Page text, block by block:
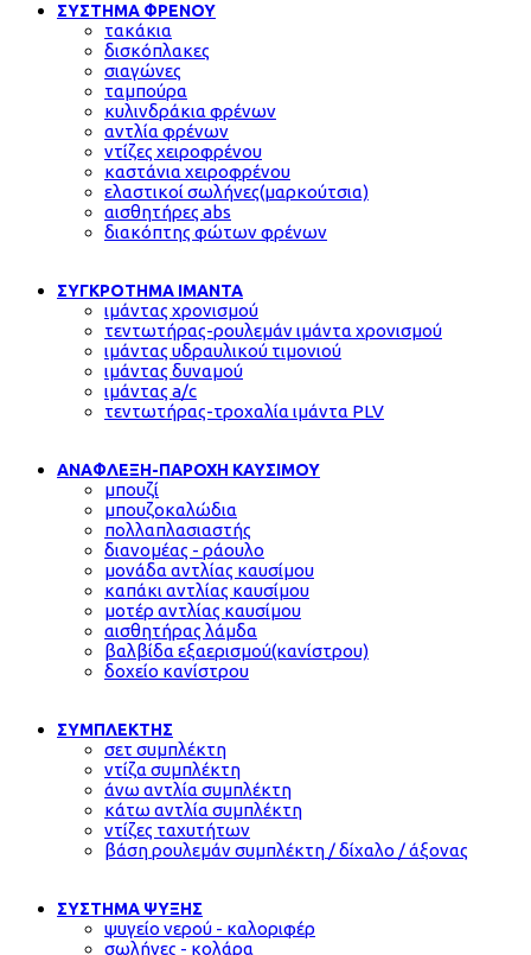
ΣΥΣΤΗΜΑ ΦΡΕΝΟΥ
τακάκια
δισκόπλακες
σιαγώνες
ταμπούρα
κυλινδράκια φρένων
αντλία φρένων
ντίζες χειροφρένου
καστάνια χειροφρένου
ελαστικοί σωλήνες(μαρκούτσια)
αισθητήρες abs
διακόπτης φώτων φρένων
ΣΥΓΚΡΟΤΗΜΑ ΙΜΑΝΤΑ
ιμάντας χρονισμού
τεντωτήρας-ρουλεμάν ιμάντα χρονισμού
ιμάντας υδραυλικού τιμονιού
ιμάντας δυναμού
ιμάντας a/c
τεντωτήρας-τροχαλία ιμάντα PLV
ΑΝΑΦΛΕΞΗ-ΠΑΡΟΧΗ ΚΑΥΣΙΜΟΥ
μπουζί
μπουζοκαλώδια
πολλαπλασιαστής
διανομέας - ράουλο
μονάδα αντλίας καυσίμου
καπάκι αντλίας καυσίμου
μοτέρ αντλίας καυσίμου
αισθητήρας λάμδα
βαλβίδα εξαερισμού(κανίστρου)
δοχείο κανίστρου
ΣΥΜΠΛΕΚΤΗΣ
σετ συμπλέκτη
ντίζα συμπλέκτη
άνω αντλία συμπλέκτη
κάτω αντλία συμπλέκτη
ντίζες ταχυτήτων
βάση ρουλεμάν συμπλέκτη / δίχαλο / άξονας
ΣΥΣΤΗΜΑ ΨΥΞΗΣ
ψυγείο νερού - καλοριφέρ
σωλήνες - κολάρα